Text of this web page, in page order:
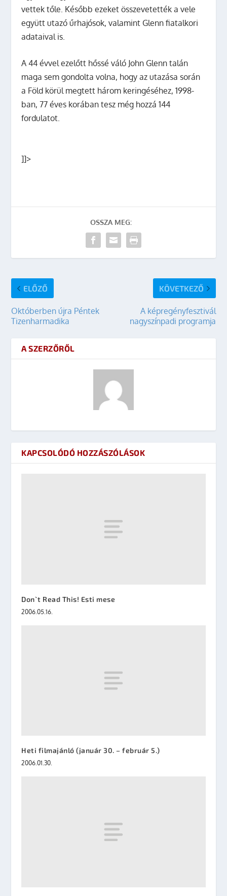
vettek tőle. Később ezeket összevetették a vele
együtt utazó űrhajósok, valamint Glenn fiatalkori
adataival is.
A 44 évvel ezelőtt hőssé váló John Glenn talán
maga sem gondolta volna, hogy az utazása során
a Föld körül megtett három keringéséhez, 1998-
ban, 77 éves korában tesz még hozzá 144
fordulatot.
]]>
OSSZA MEG:
ELŐZŐ
Októberben újra Péntek
Tizenharmadika
KÖVETKEZŐ
A képregényfesztivál
nagyszínpadi programja
A SZERZŐRŐL
KAPCSOLÓDÓ HOZZÁSZÓLÁSOK
Don`t Read This! Esti mese
2006.05.16.
Heti filmajánló (január 30. – február 5.)
2006.01.30.